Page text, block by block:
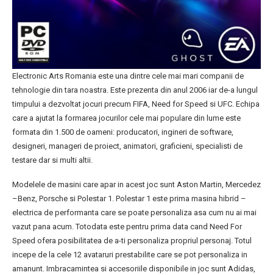
Electronic Arts Romania este una dintre cele mai mari companii de
tehnologie din tara noastra. Este prezenta din anul 2006 iar de-a lungul
timpului a dezvoltat jocuri precum FIFA, Need for Speed si UFC. Echipa
care a ajutat la formarea jocurilor cele mai populare din lume este
formata din 1.500 de oameni: producatori, ingineri de software,
designeri, manageri de proiect, animatori, graficieni, specialisti de
testare dar si multi altii.
Modelele de masini care apar in acest joc sunt Aston Martin, Mercedez
–Benz, Porsche si Polestar 1. Polestar 1 este prima masina hibrid –
electrica de performanta care se poate personaliza asa cum nu ai mai
vazut pana acum. Totodata este pentru prima data cand Need For
Speed ofera posibilitatea de a-ti personaliza propriul personaj. Totul
incepe de la cele 12 avataruri prestabilite care se pot personaliza in
amanunt. Imbracamintea si accesoriile disponibile in joc sunt Adidas,